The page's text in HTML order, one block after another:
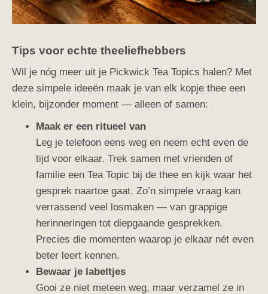
Tips voor echte theeliefhebbers
Wil je nóg meer uit je Pickwick Tea Topics halen? Met
deze simpele ideeën maak je van elk kopje thee een
klein, bijzonder moment — alleen of samen:
Maak er een ritueel van
Leg je telefoon eens weg en neem echt even de
tijd voor elkaar. Trek samen met vrienden of
familie een Tea Topic bij de thee en kijk waar het
gesprek naartoe gaat. Zo’n simpele vraag kan
verrassend veel losmaken — van grappige
herinneringen tot diepgaande gesprekken.
Precies die momenten waarop je elkaar nét even
beter leert kennen.
Bewaar je labeltjes
Gooi ze niet meteen weg, maar verzamel ze in